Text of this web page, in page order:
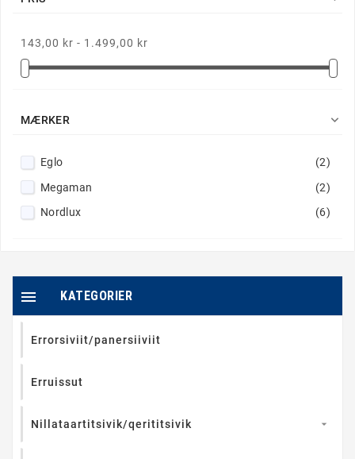
143,00 kr - 1.499,00 kr
MÆRKER 
Eglo
(2)
Megaman
(2)
Nordlux
(6)
KATEGORIER

Errorsiviit/panersiiviit
Erruissut
Nillataartitsivik/qerititsivik 